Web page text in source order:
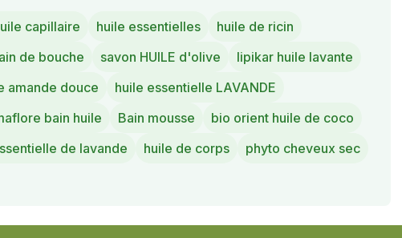
capillaire huile essentielles
huile de ricin
de bouche savon HUILE d'olive
lipikar huile lavante
amande douce
huile essentielle LAVANDE
bain huile Bain mousse
bio orient huile de coco
de lavande huile de corps
phyto cheveux sec